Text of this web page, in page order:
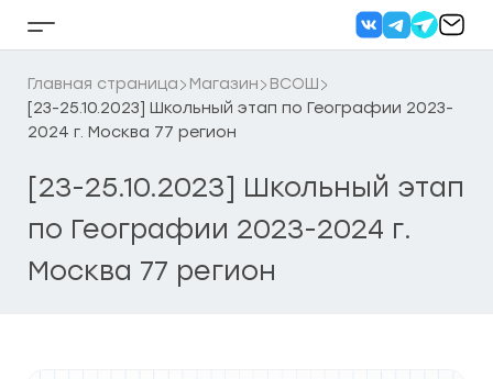
Кнопка
бокового
меню
Главная страница Магазин
ВСОШ
[23-25.10.2023] Школьный этап по Географии 2023-
2024 г. Москва 77 регион
[23-25.10.2023] Школьный этап
по Географии 2023-2024 г.
Москва 77 регион